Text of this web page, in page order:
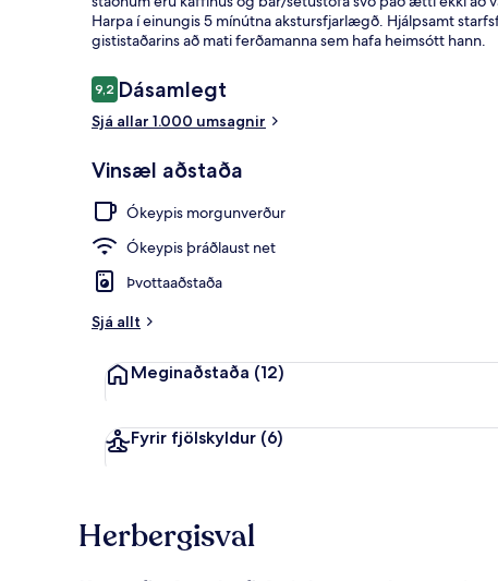
Harpa í einungis 5 mínútna akstursfjarlægð. Hjálpsamt
gististaðarins að mati ferðamanna sem hafa heimsótt hann.
Umsagnir
9,29,2 af 10
Dásamlegt
Sjá allar 1.000 umsagnir
Vinsæl aðstaða
Ókeypis morgunverður
Ókeypis þráðlaust net
Þvottaaðstaða
Sjá allt
Meginaðstaða (12)
Fyrir fjölskyldur (6)
Herbergisval